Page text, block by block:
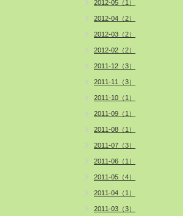
2012-05（1）
2012-04（2）
2012-03（2）
2012-02（2）
2011-12（3）
2011-11（3）
2011-10（1）
2011-09（1）
2011-08（1）
2011-07（3）
2011-06（1）
2011-05（4）
2011-04（1）
2011-03（3）